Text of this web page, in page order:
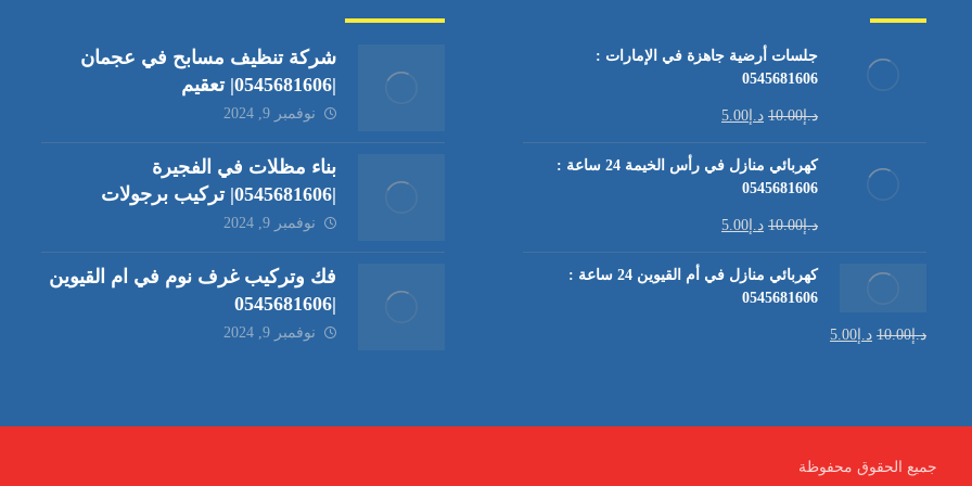
جلسات أرضية جاهزة في الإمارات :
0545681606
د.إ10.00 د.إ 5.00
كهربائي منازل في رأس الخيمة 24 ساعة :
0545681606
د.إ10.00 د.إ 5.00
كهربائي منازل في أم القيوين 24 ساعة :
0545681606
د.إ10.00 د.إ 5.00
شركة تنظيف مسابح في عجمان
|0545681606| تعقيم
نوفمبر 9, 2024
بناء مظلات في الفجيرة
|0545681606| تركيب برجولات
نوفمبر 9, 2024
فك وتركيب غرف نوم في ام القيوين
|0545681606
نوفمبر 9, 2024
جميع الحقوق محفوظة